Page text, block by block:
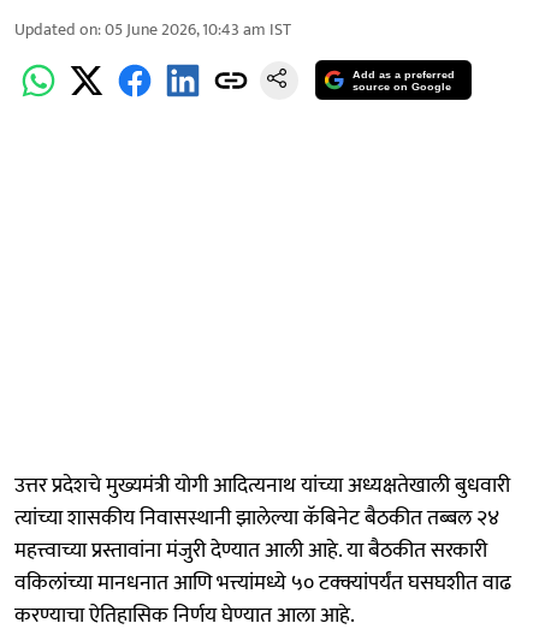
Updated on:05 June 2026, 10:43 am IST
Add as a preferred
source on Google
उत्तर प्रदेशचे मुख्यमंत्री योगी आदित्यनाथ यांच्या अध्यक्षतेखाली बुधवारी
त्यांच्या शासकीय निवासस्थानी झालेल्या कॅबिनेट बैठकीत तब्बल २४
महत्त्वाच्या प्रस्तावांना मंजुरी देण्यात आली आहे. या बैठकीत सरकारी
वकिलांच्या मानधनात आणि भत्त्यांमध्ये ५० टक्क्यांपर्यंत घसघशीत वाढ
करण्याचा ऐतिहासिक निर्णय घेण्यात आला आहे.